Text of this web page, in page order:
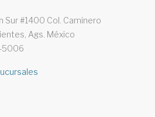
Sur #1400 Col. Caminero
Ags. México
5006